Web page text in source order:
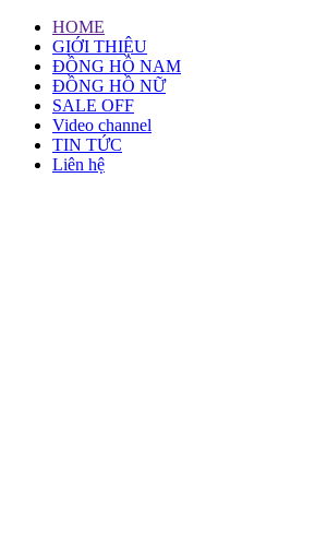
HOME
GIỚI THIỆU
ĐỒNG HỒ NAM
ĐỒNG HỒ NỮ
SALE OFF
Video channel
TIN TỨC
Liên hệ